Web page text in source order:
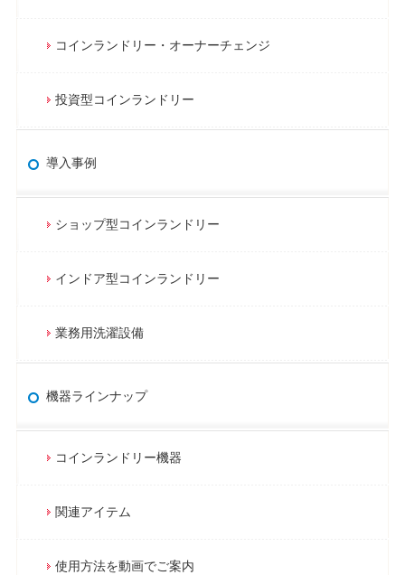
コインランドリー・オーナーチェンジ
投資型コインランドリー
導入事例
ショップ型コインランドリー
インドア型コインランドリー
業務用洗濯設備
機器ラインナップ
コインランドリー機器
関連アイテム
使用方法を動画でご案内